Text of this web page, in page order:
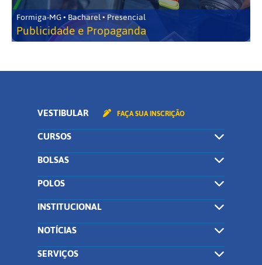
Formiga-MG • Bacharel • Presencial
Publicidade e Propaganda
VESTIBULAR FAÇA SUA INSCRIÇÃO
CURSOS
BOLSAS
POLOS
INSTITUCIONAL
NOTÍCIAS
SERVIÇOS